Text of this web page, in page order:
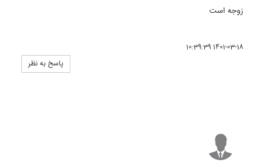
زوجه است
1401-03-18 10:39:39
پاسخ به نظر